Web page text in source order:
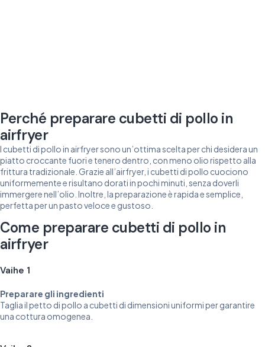
Perché preparare cubetti di pollo in
airfryer
I cubetti di pollo in airfryer sono un’ottima scelta per chi desidera un
piatto croccante fuori e tenero dentro, con meno olio rispetto alla
frittura tradizionale. Grazie all’airfryer, i cubetti di pollo cuociono
uniformemente e risultano dorati in pochi minuti, senza doverli
immergere nell’olio. Inoltre, la preparazione è rapida e semplice,
perfetta per un pasto veloce e gustoso.
Come preparare cubetti di pollo in
airfryer
Vaihe 1
Preparare gli ingredienti
Taglia il petto di pollo a cubetti di dimensioni uniformi per garantire
una cottura omogenea.